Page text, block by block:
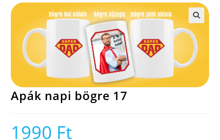
Apák napi bögre 17
1990 Ft